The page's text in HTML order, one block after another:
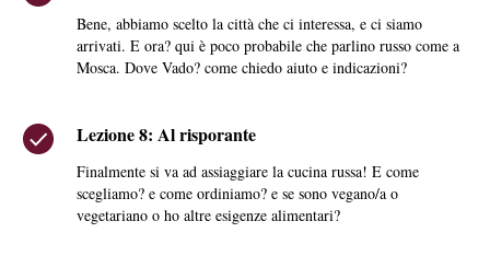
Bene, abbiamo scelto la città che ci interessa, e ci siamo
arrivati. E ora? qui è poco probabile che parlino russo come a
Mosca. Dove Vado? come chiedo aiuto e indicazioni?
Lezione 8: Al risporante
Finalmente si va ad assiaggiare la cucina russa! E come
scegliamo? e come ordiniamo? e se sono vegano/a o
vegetariano o ho altre esigenze alimentari?